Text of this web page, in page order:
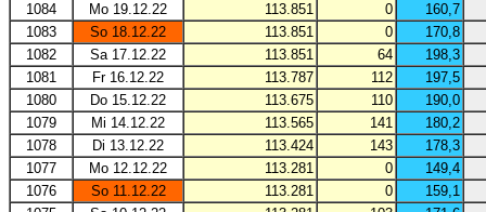
1084
Mo 19.12.22 113.851 0
160,7
1083
So 18.12.22 113.851 0
170,8
1082
Sa 17.12.22 113.851 64
198,3
1081
Fr 16.12.22 113.787 112
197,5
1080
Do 15.12.22 113.675 110
190,0
1079
Mi 14.12.22 113.565 141
180,2
1078
Di 13.12.22 113.424 143
178,3
1077
Mo 12.12.22 113.281 0
149,4
1076
So 11.12.22 113.281 0
159,1